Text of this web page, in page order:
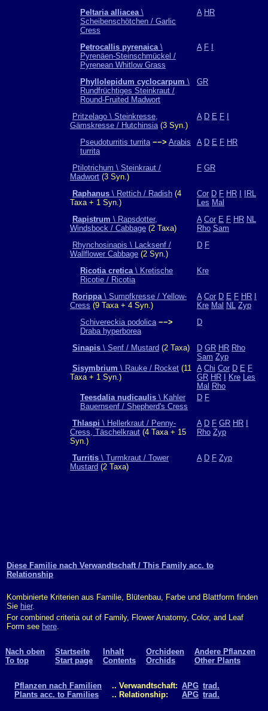
Peltaria alliacea\
Scheibenschötchen / Garlic
Cress
A HR
Petrocallis pyrenaica\
Pyrenäen-Steinschmückel /
Pyrenean Whitlow Grass
A F
Phyllolepidum cyclocarpum \
Rundfrüchtiges Steinkraut /
Round-Fruited Madwort
GR
Pritzelago \ Steinkresse,
Gämskresse / Hutchinsia(3 Syn.)
A D E F
Pseudoturritis turrita −−> Arabis
turrita
A D E F HR
Ptilotrichum \ Steinkraut /
Madwort (3 Syn.)
F GR
Raphanus \ Rettich / Radish (4
Taxa + 1 Syn.)
Cor D F HR
IRL
Les Mal
Rapistrum \ Rapsdotter,
Windsbock / Cabbage (2 Taxa)
A Cor E F HR NL
Rho Sam
Rhynchosinapis \ Lacksenf /
Wallflower Cabbage (2 Syn.)
D F
Ricotia cretica\ Kretische
Ricotie / Ricotia
Kre
Rorippa\ Sumpfkresse / Yellow-
Cress (9 Taxa + 4 Syn.)
A Cor D E F HR
Kre Mal NL Zyp
Schivereckia podolica −−>
Draba hyperborea
D
Sinapis \ Senf / Mustard (2 Taxa) D GR HR Rho
Sam Zyp
Sisymbrium \ Rauke / Rocket (11
Taxa + 1 Syn.)
A Chi Cor D E F
GR HR Kre Les
Mal Rho
Teesdalia nudicaulis \ Kahler
Bauernsenf / Shepherd's Cress
D F
Thlaspi \ Hellerkraut / Penny-
Cress, Täschelkraut (4 Taxa + 15
Syn.)
A D F GR HR
Rho Zyp
Turritis \ Turmkraut / Tower
Mustard (2 Taxa)
A D F Zyp
Diese Familie nach Verwandtschaft / This Family acc. to
Relationship
Kombinierte Kriterien aus Familie, Blütenbau, Farbe und Blattform finden
Sie hier.
For combined criteria out of Family, Flower Anatomy, Color, and Leaf
Form see here.
Nach oben
To top
Startseite
Start page
Inhalt
Contents
Orchideen
Orchids
Andere Pflanzen
Other Plants
Pflanzen nach Familien
Plants acc. to Families
.. Verwandtschaft:
.. Relationship:
APG
APG
trad.
trad.